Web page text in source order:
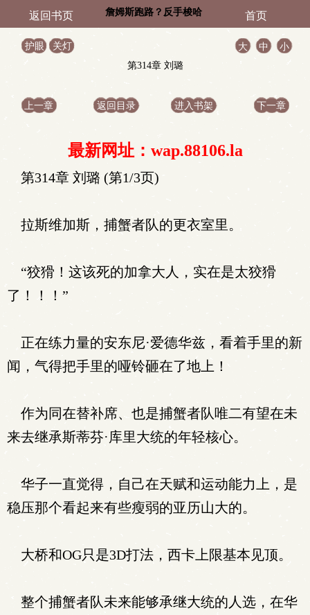
返回书页 詹姆斯跑路？反手梭哈 首页
护眼 关灯 大 中
小
第314章 刘璐
上一章 返回目录 进入书架 下一章
最新网址：wap.88106.la
第314章 刘璐 (第1/3页)
拉斯维加斯，捕蟹者队的更衣室里。
“狡猾！这该死的加拿大人，实在是太狡猾
了！！！”
正在练力量的安东尼·爱德华兹，看着手里的新
闻，气得把手里的哑铃砸在了地上！
作为同在替补席、也是捕蟹者队唯二有望在未
来去继承斯蒂芬·库里大统的年轻核心。
华子一直觉得，自己在天赋和运动能力上，是
稳压那个看起来有些瘦弱的亚历山大的。
大桥和OG只是3D打法，西卡上限基本见顶。
整个捕蟹者队未来能够承继大统的人选，在华